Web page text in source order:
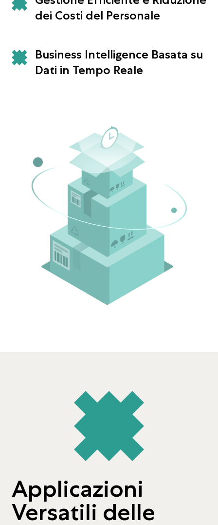
dei Costi del Personale
Business Intelligence Basata su
Dati in Tempo Reale
Applicazioni
Versatili delle